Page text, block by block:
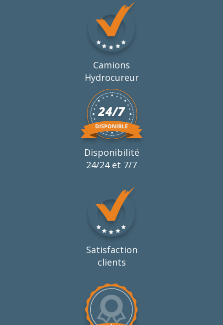
Camions
Hydrocureur
Disponibilité
24/24 et 7/7
Satisfaction
clients